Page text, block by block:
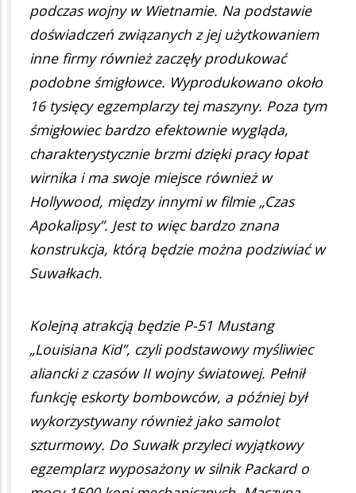
podczas wojny w Wietnamie. Na podstawie
doświadczeń związanych z jej użytkowaniem
inne firmy również zaczęły produkować
podobne śmigłowce. Wyprodukowano około
16 tysięcy egzemplarzy tej maszyny. Poza tym
śmigłowiec bardzo efektownie wygląda,
charakterystycznie brzmi dzięki pracy łopat
wirnika i ma swoje miejsce również w
Hollywood, między innymi w filmie „Czas
Apokalipsy”. Jest to więc bardzo znana
konstrukcja, którą będzie można podziwiać w
Suwałkach.
Kolejną atrakcją będzie P-51 Mustang
„Louisiana Kid”, czyli podstawowy myśliwiec
aliancki z czasów II wojny światowej. Pełnił
funkcję eskorty bombowców, a później był
wykorzystywany również jako samolot
szturmowy. Do Suwałk przyleci wyjątkowy
egzemplarz wyposażony w silnik Packard o